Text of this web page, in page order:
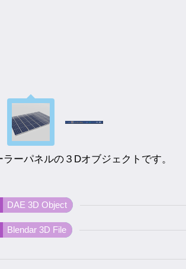
ーパネルの３Dオブジェクトです。
DAE 3D Object
Blendar 3D File